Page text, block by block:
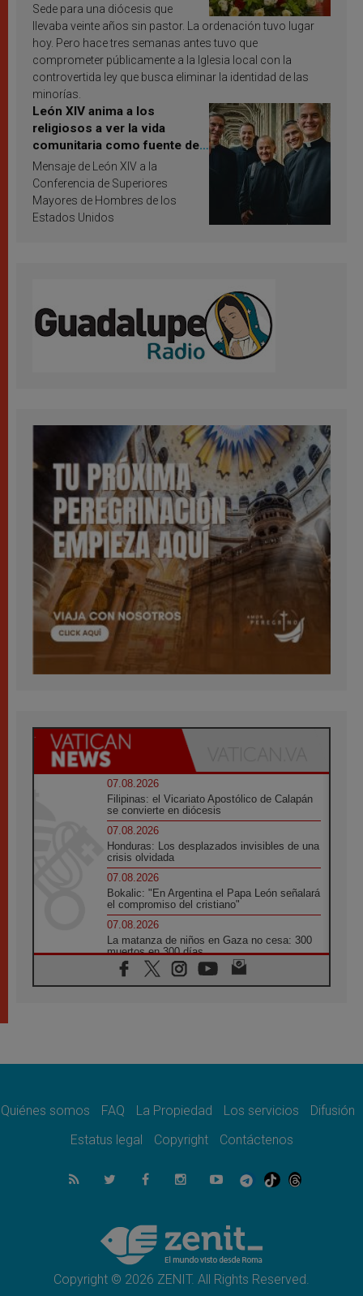
Sede para una diócesis que
llevaba veinte años sin pastor. La ordenación tuvo lugar
hoy. Pero hace tres semanas antes tuvo que
comprometer públicamente a la Iglesia local con la
controvertida ley que busca eliminar la identidad de las
minorías.
León XIV anima a los
religiosos a ver la vida
comunitaria como fuente de
inspiración y santificación
Mensaje de León XIV a la
Conferencia de Superiores
Mayores de Hombres de los
Estados Unidos
07.08.2026
Filipinas: el Vicariato Apostólico de Calapán
se convierte en diócesis
07.08.2026
Honduras: Los desplazados invisibles de una
crisis olvidada
07.08.2026
Bokalic: "En Argentina el Papa León señalará
el compromiso del cristiano"
07.08.2026
La matanza de niños en Gaza no cesa: 300
muertos en 300 días
07.08.2026
Tagle: La guerra desfigura el mundo, solo la
como misión al servicio del Evangelio
SIGNIS 2026, dar voz a las religiosas en el
07.08.2026
Lanzan un proyecto de empoderamiento
Programa oficial del Viaje Apostólico del
Papa León XIV a Francia
Quiénes somos FAQ La Propiedad Los servicios
Difusión
Estatus legal
Copyright Contáctenos
Copyright © 2026 ZENIT. All Rights Reserved.